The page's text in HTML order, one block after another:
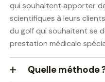
qui souhaitent apporter
scientifiques à leurs
du golf qui souhaitent se
prestation médicale
Quelle méthode